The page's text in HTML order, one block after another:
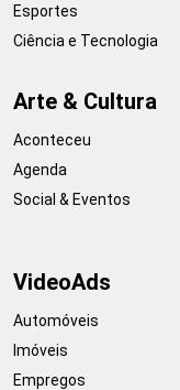
Esportes
Ciência e Tecnologia
Arte & Cultura
Aconteceu
Agenda
Social & Eventos
VideoAds
Automóveis
Imóveis
Empregos